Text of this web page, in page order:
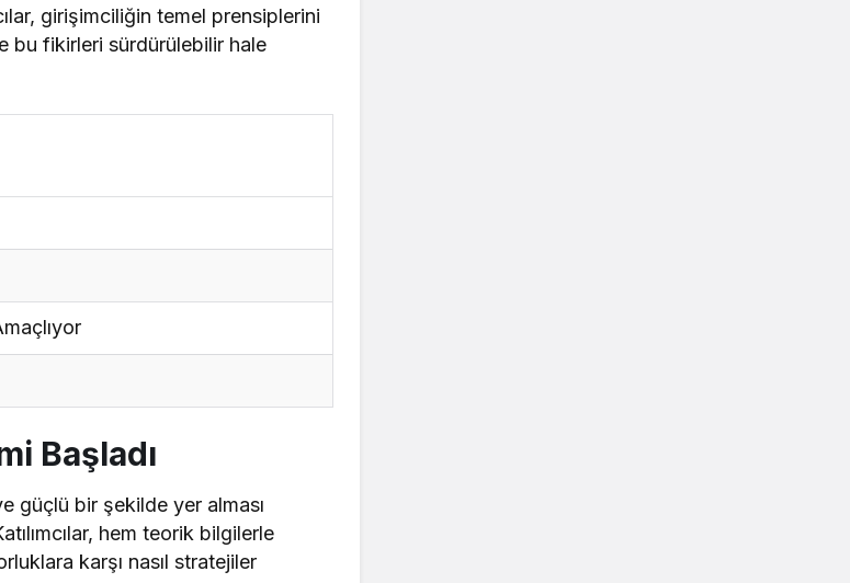
girişimciliğin temel prensiplerini
bu fikirleri sürdürülebilir hale
Başladı
güçlü bir şekilde yer alması
hem teorik bilgilerle
karşı nasıl stratejiler